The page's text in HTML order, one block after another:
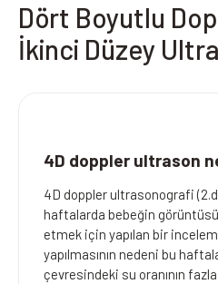
Dört Boyutlu
İkinci Düzey
4D doppler ultrason
4D doppler ultrasonografi
haftalarda bebeğin
etmek için yapılan bir
yapılmasının nedeni bu
çevresindeki su oranının